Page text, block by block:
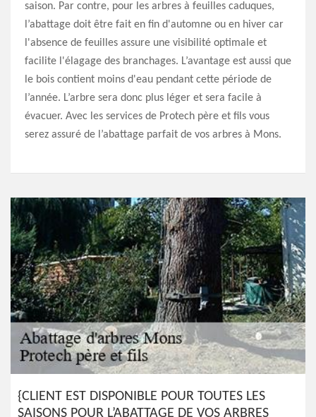
saison. Par contre, pour les arbres à feuilles caduques,
l’abattage doit être fait en fin d'automne ou en hiver car
l'absence de feuilles assure une visibilité optimale et
facilite l'élagage des branchages. L’avantage est aussi que
le bois contient moins d'eau pendant cette période de
l’année. L’arbre sera donc plus léger et sera facile à
évacuer. Avec les services de Protech père et fils vous
serez assuré de l’abattage parfait de vos arbres à Mons.
{CLIENT EST DISPONIBLE POUR TOUTES LES
SAISONS POUR L’ABATTAGE DE VOS ARBRES